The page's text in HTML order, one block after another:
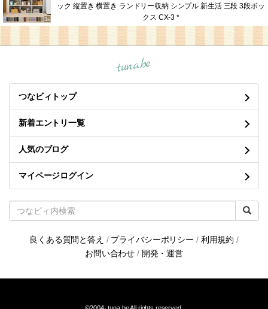
ック 縦置き 横置き ランドリー収納 シンプル 新生活 三段 3段ボッ
クス CX-3 *
tuna.be
つなビィトップ
新着エントリ一覧
人気のブログ
マイページログイン
良くある質問と答え / プライバシーポリシー / 利用規約 /
お問い合わせ / 開発・運営